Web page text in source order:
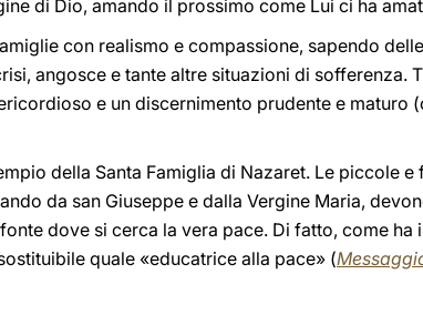
di Dio, amando il prossimo come Lui ci ha
con realismo e compassione, sapendo
angosce e tante altre situazioni di sofferenza.
e un discernimento prudente e maturo
della Santa Famiglia di Nazaret. Le piccole
da san Giuseppe e dalla Vergine Maria,
dove si cerca la vera pace. Di fatto, come ha
quale «educatrice alla pace» (